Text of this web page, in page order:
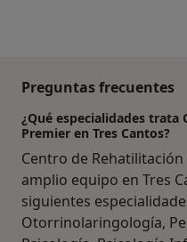
Preguntas frecuentes
¿Qué especialidades
Premier en Tres Cantos?
Centro de
amplio equipo en Tres
siguientes
Otorrinolaringología,